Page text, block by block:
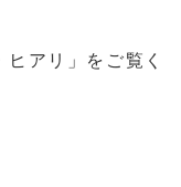
アリ」をご覧く